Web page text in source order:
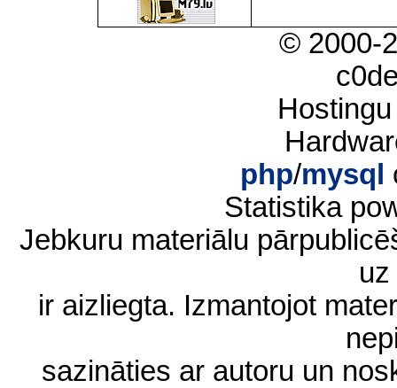
© 2000-
php/mysql
Statistika
Jebkuru materiālu
ir aizliegta. Izmantojot
sazināties ar autoru un